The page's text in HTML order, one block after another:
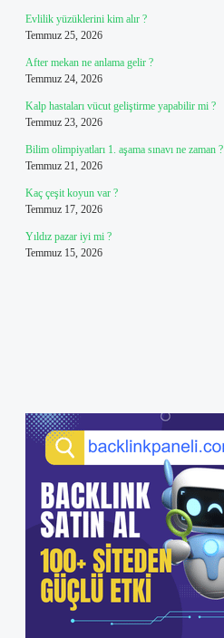
Evlilik yüzüklerini kim alır ?
Temmuz 25, 2026
After mekan ne anlama gelir ?
Temmuz 24, 2026
Kalp hastaları vücut geliştirme yapabilir mi ?
Temmuz 23, 2026
Bilim olimpiyatları 1. aşama sınavı ne zaman ?
Temmuz 21, 2026
Kaç çeşit koyun var ?
Temmuz 17, 2026
Yıldız pazar iyi mi ?
Temmuz 15, 2026